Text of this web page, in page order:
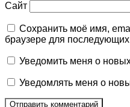
Сайт
Сохранить моё имя,
браузере для
Уведомить меня о
Уведомлять меня о